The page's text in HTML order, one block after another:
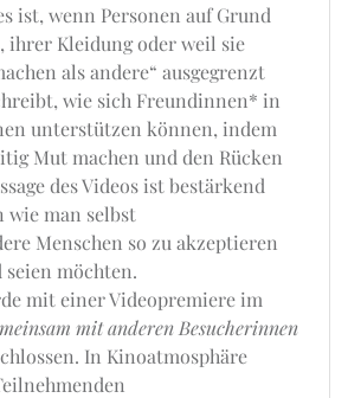
ist, wenn Personen auf Grund
ihrer Kleidung oder weil sie
als andere“ ausgegrenzt
wie sich Freundinnen* in
unterstützen können, indem
Mut machen und den Rücken
des Videos ist bestärkend
wie man selbst
Menschen so zu akzeptieren
möchten.
mit einer Videopremiere im
mit anderen Besucherinnen
In Kinoatmosphäre